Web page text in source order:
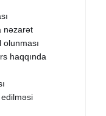
nəzarət
haqqında